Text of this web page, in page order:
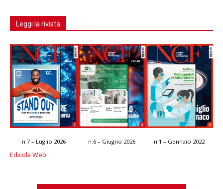
Leggi la rivista
n.7 – Luglio 2026 n.6 – Giugno 2026 n.1 – Gennaio 2022
Edicola Web